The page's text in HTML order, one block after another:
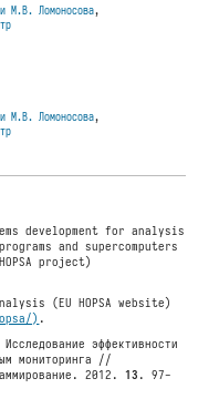
М.В. Ломоносова,
М.В. Ломоносова,
development for analysis
and supercomputers
project)
(EU HOPSA website)
) .
Исследование эффективности
мониторинга //
2012.13 . 97-